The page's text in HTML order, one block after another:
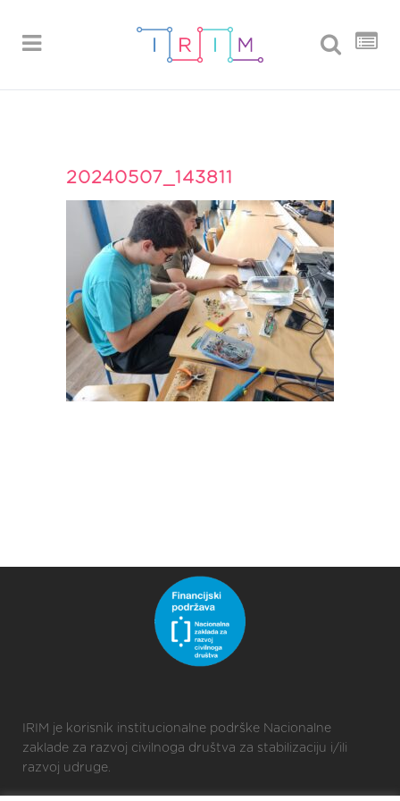
20240507_143811
IRIM je korisnik institucionalne podrške Nacionalne
zaklade za razvoj civilnoga društva za stabilizaciju i/ili
razvoj udruge.